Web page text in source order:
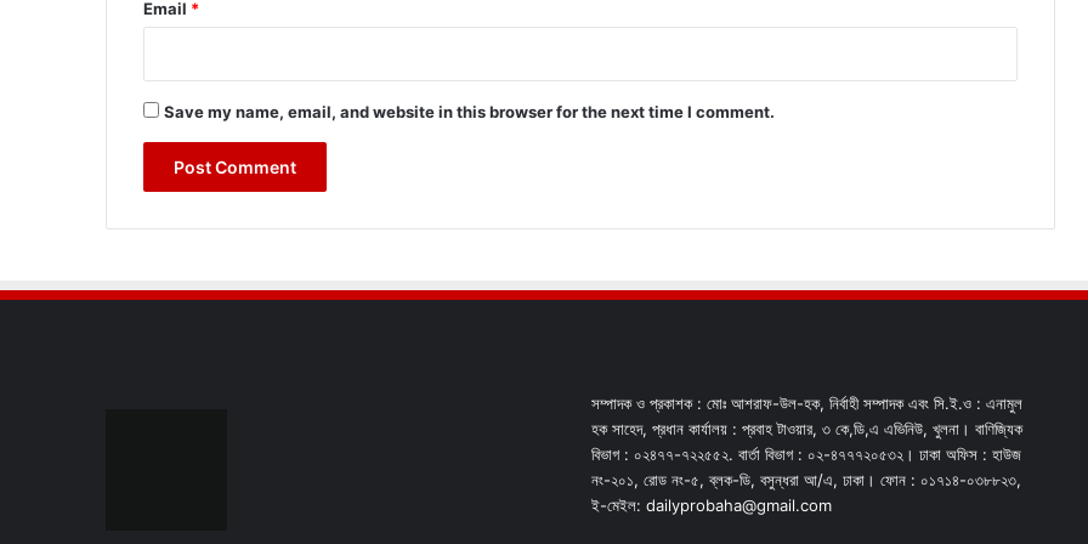
Email *
Save my name, email, and website in this browser for the next time I comment.
সম্পাদক ও প্রকাশক : মোঃ আশরাফ-উল-হক, নির্বাহী সম্পাদক এবং সি.ই.ও : এনামুল
হক সাহেদ, প্রধান কার্যালয় : প্রবাহ টাওয়ার, ৩ কে,ডি,এ এভিনিউ, খুলনা। বাণিজ্যিক
বিভাগ : ০২৪৭৭-৭২২৫৫২. বার্তা বিভাগ : ০২-৪৭৭৭২০৫৩২। ঢাকা অফিস : হাউজ
নং-২০১, রোড নং-৫, ব্লক-ডি, বসুন্ধরা আ/এ, ঢাকা। ফোন : ০১৭১৪-০৩৮৮২৩,
ই-মেইল: dailyprobaha@gmail.com